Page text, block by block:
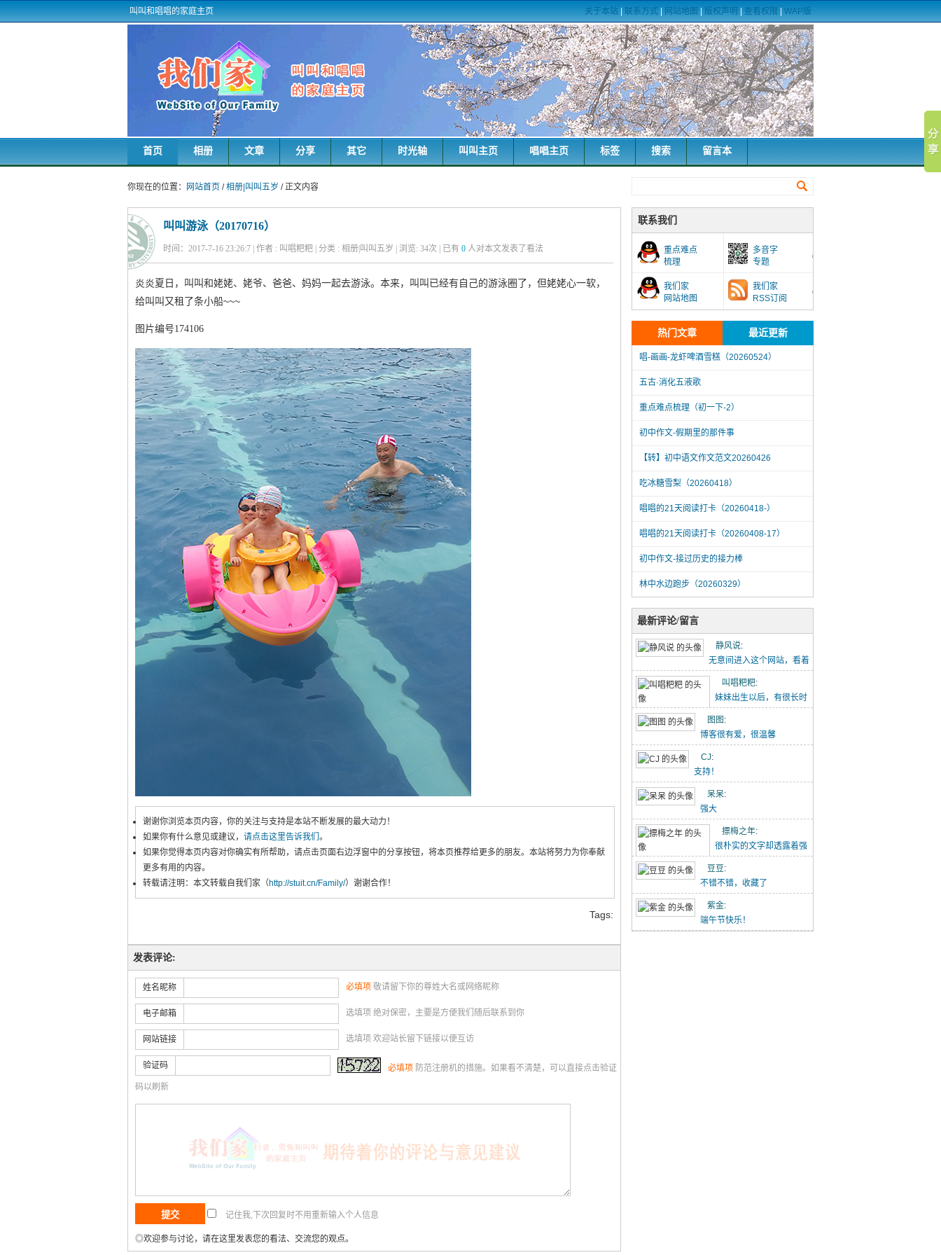
关于本站 联系方式 网站地图 版权声明 查看权限 WAP版
叫叫和唱唱的家庭主页
首页 相册 文章 分享 其它 时光轴 叫叫主页 唱唱主页 标签 搜索 留言本
你现在的位置： 网站首页 /相册|叫叫五岁 / 正文内容
叫叫游泳（20170716）
时间：2017-7-16 23:26:7 | 作者 : 叫唱粑粑 | 分类 : 相册|叫叫五岁 | 浏览: 34次 | 已有 0 人对本文发表了看法
炎炎夏日，叫叫和姥姥、姥爷、爸爸、妈妈一起去游泳。本来，叫叫已经有自己的游泳圈了，但姥姥心一软，
给叫叫又租了条小船~~~
图片编号174106
谢谢你浏览本页内容，你的关注与支持是本站不断发展的最大动力！
如果你有什么意见或建议， 请点击这里告诉我们 。
如果你觉得本页内容对你确实有所帮助，请点击页面右边浮窗中的分享按钮，将本页推荐给更多的朋友。本站将努力为你奉献
更多有用的内容。
转载请注明：本文转载自我们家（http://stuit.cn/Family/）谢谢合作！
Tags:
发表评论:
姓名昵称 必填项 敬请留下你的尊姓大名或网络昵称
电子邮箱 选填项 绝对保密，主要是方便我们随后联系到你
网站链接 选填项 欢迎站长留下链接以便互访
验证码 必填项 防范注册机的措施。如果看不清楚，可以直接点击验证
码以刷新
记住我,下次回复时不用重新输入个人信息
◎欢迎参与讨论，请在这里发表您的看法、交流您的观点。
联系我们
重点难点
梳理
多音字
专题
我们家
网站地图
我们家
RSS订阅
热门文章 最近更新
唱-画画-龙虾啤酒雪糕（20260524）
五古·消化五液歌
重点难点梳理（初一下-2）
初中作文-假期里的那件事
【转】初中语文作文范文20260426
吃冰糖雪梨（20260418）
唱唱的21天阅读打卡（20260418-）
唱唱的21天阅读打卡（20260408-17）
初中作文-接过历史的接力棒
林中水边跑步（20260329）
唱-画画-龙虾啤酒雪糕（20260524）
五古·消化五液歌
重点难点梳理（初一下-2）
初中作文-假期里的那件事
【转】初中语文作文范文20260426
吃冰糖雪梨（20260418）
唱唱的21天阅读打卡（20260418-）
林中水边跑步（20260329）
小猪佩奇手推车（20260329）
喝酸奶看动画片被发现了（20260329）
最新评论/留言
静风说:
无意间进入这个网站，看着
点滴记录的文章能感...
叫唱粑粑:
妹妹出生以后，有很长时
图图 :
博客很有爱，很温馨
CJ:
支持！
呆呆:
强大
摽梅之年:
很朴实的文字却透露着强
豆豆 :
不错不错，收藏了
紫金:
端午节快乐！